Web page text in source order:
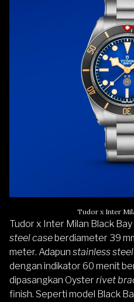
Tudor x Inter
Tudor x Inter Milan Black
steel caseberdiameter 39
meter. Adapun stainless
dengan indikator 60 menit
dipasangkan Oyster rivet
finish. Seperti model Black